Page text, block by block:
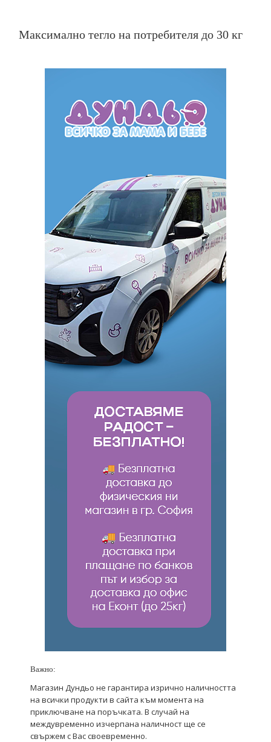
Максимално тегло на потребителя до 30 кг
Важно:
Магазин Дундьо не гарантира изрично наличността
на всички продукти в сайта към момента на
приключване на поръчката. В случай на
междувременно изчерпана наличност ще се
свържем с Вас своевременно.